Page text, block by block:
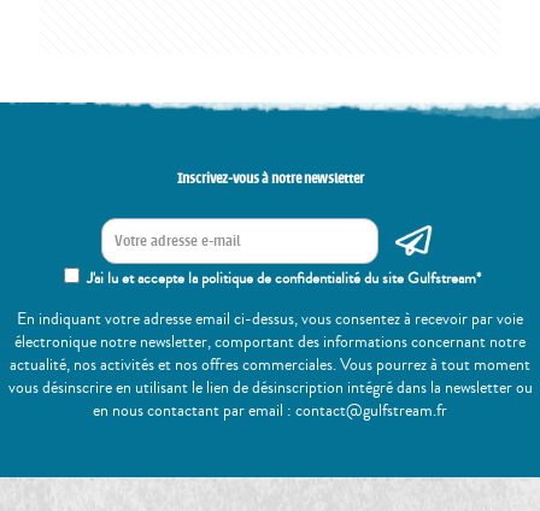
Inscrivez-vous à notre newsletter
J'ai lu et accepte la politique de confidentialité du site Gulfstream*
En indiquant votre adresse email ci-dessus, vous consentez à recevoir par voie
électronique notre newsletter, comportant des informations concernant notre
actualité, nos activités et nos offres commerciales. Vous pourrez à tout moment
vous désinscrire en utilisant le lien de désinscription intégré dans la newsletter ou
en nous contactant par email : contact@gulfstream.fr